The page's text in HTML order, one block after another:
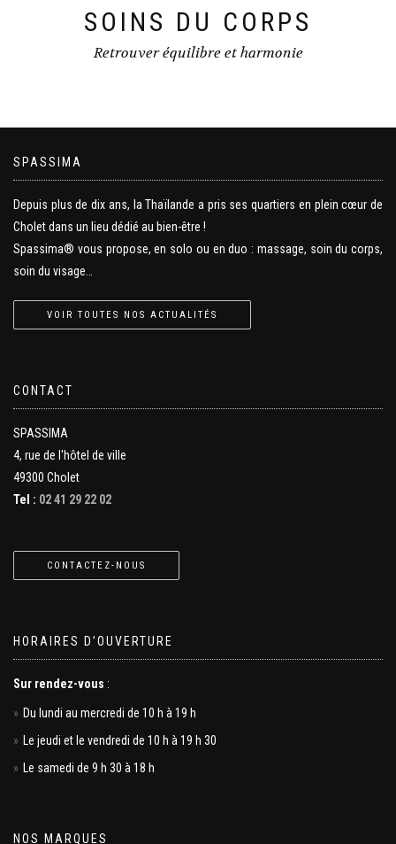
SOINS DU CORPS
Retrouver équilibre et harmonie
SPASSIMA
Depuis plus de dix ans, la Thaïlande a pris ses quartiers en plein cœur de
Cholet dans un lieu dédié au bien-être !
Spassima® vous propose, en solo ou en duo : massage, soin du corps,
soin du visage…
VOIR TOUTES NOS ACTUALITÉS
CONTACT
SPASSIMA
4, rue de l'hôtel de ville
49300 Cholet
Tel : 02 41 29 22 02
CONTACTEZ-NOUS
HORAIRES D’OUVERTURE
Sur rendez-vous :
Du lundi au mercredi de 10 h à 19 h
Le jeudi et le vendredi de 10 h à 19 h 30
Le samedi de 9 h 30 à 18 h
NOS MARQUES